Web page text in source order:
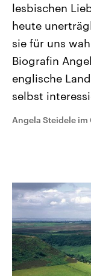
Landtagswahl
2026
Alle Informationen
Sachsen-Anhalt
September 2026
Landtag. Seit 2021
Bundesland von
CDU, SPD und
Umfragen,
und Hintergründe
und Kandidaten
Sendungen
lesbischen
heute
sie für uns
Biografin
englische
selbst
Angela Steidele im